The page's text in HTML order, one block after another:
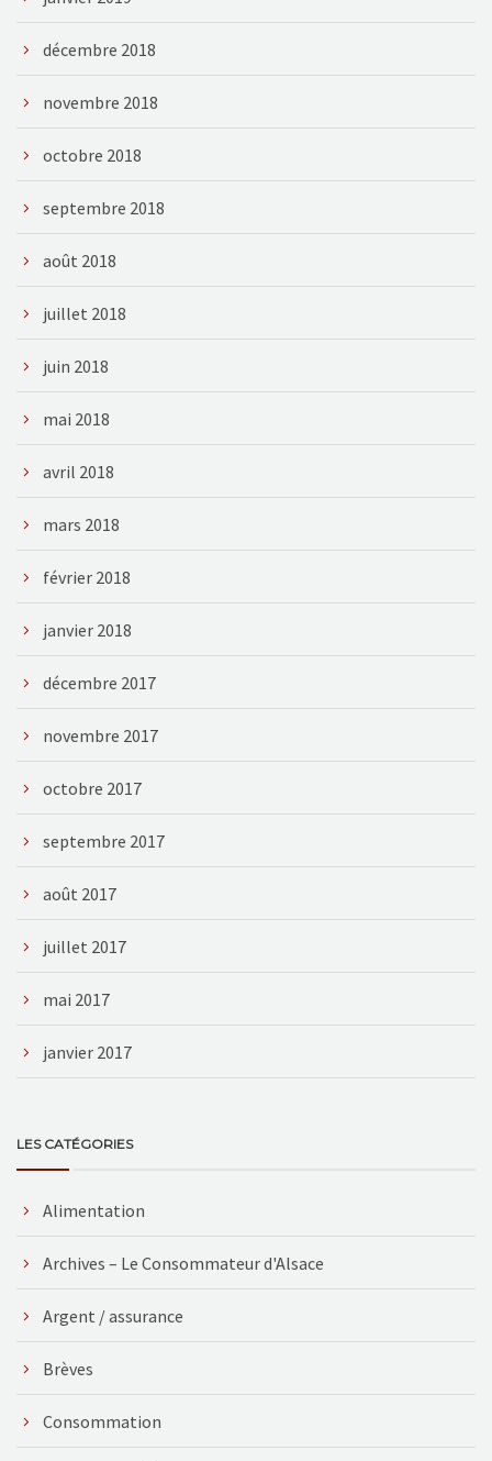
décembre 2018
novembre 2018
octobre 2018
septembre 2018
août 2018
juillet 2018
juin 2018
mai 2018
avril 2018
mars 2018
février 2018
janvier 2018
décembre 2017
novembre 2017
octobre 2017
septembre 2017
août 2017
juillet 2017
mai 2017
janvier 2017
LES CATÉGORIES
Alimentation
Archives – Le Consommateur d'Alsace
Argent / assurance
Brèves
Consommation